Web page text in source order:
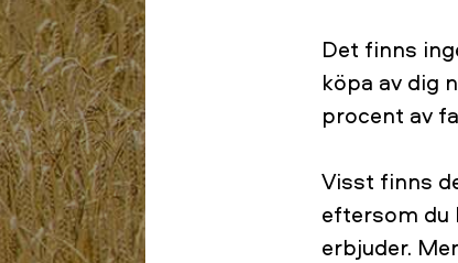
Det finns
köpa av dig
procent av
Visst finns
eftersom du
erbjuder.